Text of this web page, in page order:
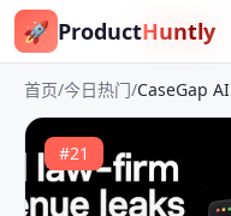
🚀 ProductHuntly
首页/今日热门/CaseGap AI
#21